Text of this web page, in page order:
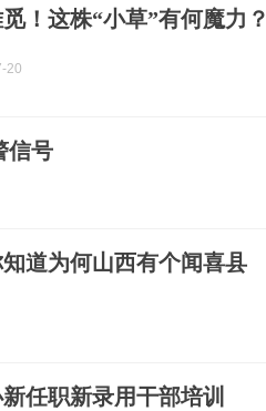
！这株“小草”有何魔力？
20
信号
道为何山西有个闻喜县
任职新录用干部培训